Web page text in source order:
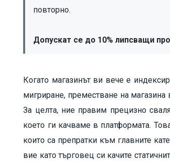
повторно.
Допускат се до 10% липсващи
Когато магазинът ви вече е
мигриране, преместване на
За целта, ние правим прецизно
което ги качваме в платформата.
които са препратки към главните
вие като търговец си качите